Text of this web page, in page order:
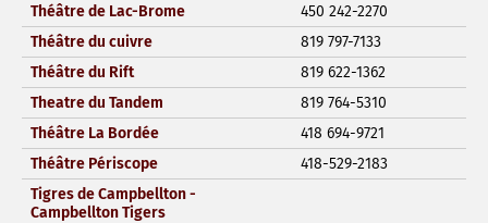
Théâtre de Lac-Brome
450 242-2270
Théâtre du cuivre
819 797-7133
Théâtre du Rift
819 622-1362
Theatre du Tandem
819 764-5310
Théâtre La Bordée
418 694-9721
Théâtre Périscope
418-529-2183
Tigres de Campbellton -
Campbellton Tigers